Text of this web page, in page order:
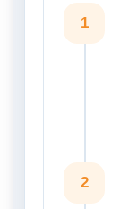
1
2